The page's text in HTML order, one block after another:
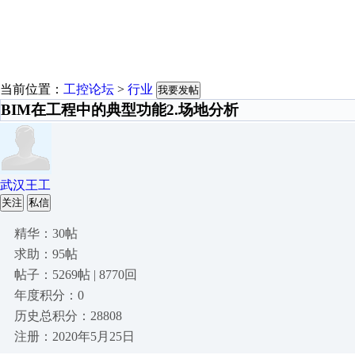
当前位置： 工控论坛 > 行业 我要发帖
BIM在工程中的典型功能2.场地分析
武汉王工
关注 私信
精华：30帖
求助：95帖
帖子：5269帖 | 8770回
年度积分：0
历史总积分：28808
注册：2020年5月25日